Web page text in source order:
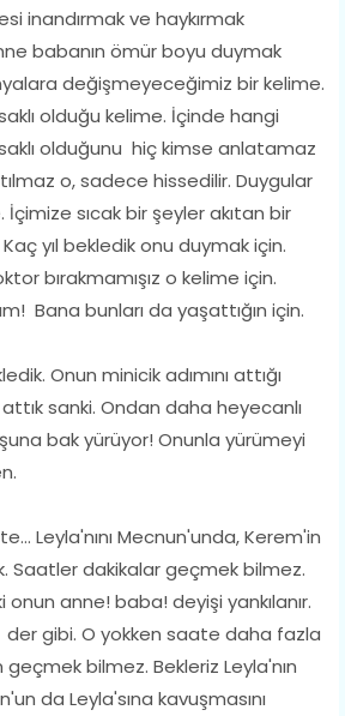
inandırmak ve haykırmak
babanın ömür boyu duymak
değişmeyeceğimiz bir kelime.
olduğu kelime. İçinde hangi
olduğunu hiç kimse anlatamaz
o, sadece hissedilir. Duygular
sıcak bir şeyler akıtan bir
yıl bekledik onu duymak için.
bırakmamışız o kelime için.
Bana bunları da yaşattığın için.
Onun minicik adımını attığı
sanki. Ondan daha heyecanlı
bak yürüyor! Onunla yürümeyi
Leyla'nını Mecnun'unda, Kerem'in
Saatler dakikalar geçmek bilmez.
onun anne! baba! deyişi yankılanır.
der gibi. O yokken saate daha fazla
bilmez. Bekleriz Leyla'nın
da Leyla'sına kavuşmasını